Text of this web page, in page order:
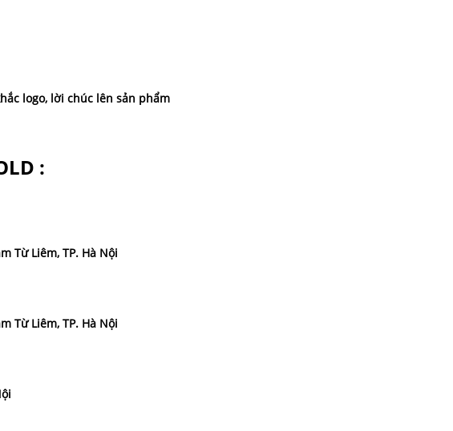
logo, lời chúc lên sản phẩm
:
Từ Liêm, TP. Hà Nội
Từ Liêm, TP. Hà Nội